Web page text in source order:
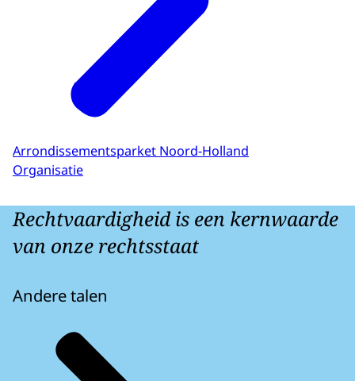
Arrondissementsparket Noord-Holland
Organisatie
Rechtvaardigheid is een kernwaarde
van onze rechtsstaat
Andere talen